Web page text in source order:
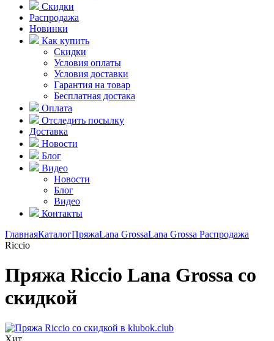
Скидки
Распродажа
Новинки
Как купить
Скидки
Условия оплаты
Условия доставки
Гарантия на товар
Бесплатная достака
Оплата
Отследить посылку
Доставка
Новости
Блог
Видео
Новости
Блог
Видео
Контакты
ГлавнаяКаталогПряжаLana GrossaLana Grossa Распродажа
Riccio
Пряжа Riccio Lana Grossa со
скидкой
Хит